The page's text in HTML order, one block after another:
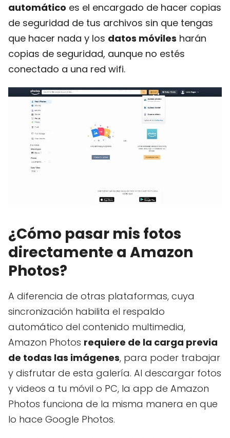
automático es el encargado de hacer copias
de seguridad de tus archivos sin que tengas
que hacer nada y los datos móviles harán
copias de seguridad, aunque no estés
conectado a una red wifi.
¿Cómo pasar mis fotos
directamente a Amazon
Photos?
A diferencia de otras plataformas, cuya
sincronización habilita el respaldo
automático del contenido multimedia,
Amazon Photos requiere de la carga previa
de todas las imágenes, para poder trabajar
y disfrutar de esta galería. Al descargar fotos
y videos a tu móvil o PC, la app de Amazon
Photos funciona de la misma manera en que
lo hace Google Photos.